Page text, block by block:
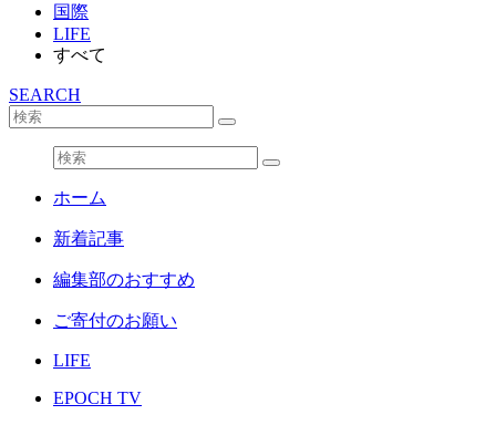
国際
LIFE
すべて
SEARCH
ホーム
新着記事
編集部のおすすめ
ご寄付のお願い
LIFE
EPOCH TV